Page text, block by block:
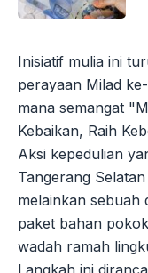
Inisiatif mulia ini
perayaan Milad
mana semangat
Kebaikan, Raih
Aksi kepedulian
Tangerang
melainkan
paket bahan
wadah ramah